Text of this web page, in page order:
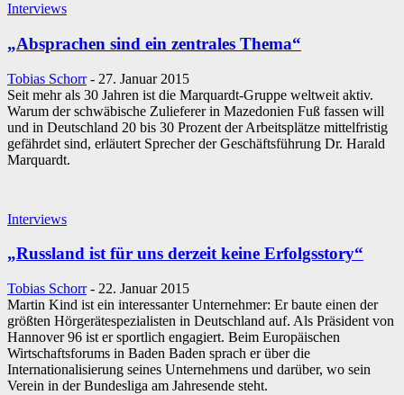
Interviews
„Absprachen sind ein zentrales Thema“
Tobias Schorr - 27. Januar 2015
Seit mehr als 30 Jahren ist die Marquardt-Gruppe weltweit aktiv.
Warum der schwäbische Zulieferer in Mazedonien Fuß fassen will
und in Deutschland 20 bis 30 Prozent der Arbeitsplätze mittelfristig
gefährdet sind, erläutert Sprecher der Geschäftsführung Dr. Harald
Marquardt.
Interviews
„Russland ist für uns derzeit keine Erfolgsstory“
Tobias Schorr - 22. Januar 2015
Martin Kind ist ein interessanter Unternehmer: Er baute einen der
größten Hörgerätespezialisten in Deutschland auf. Als Präsident von
Hannover 96 ist er sportlich engagiert. Beim Europäischen
Wirtschaftsforums in Baden Baden sprach er über die
Internationalisierung seines Unternehmens und darüber, wo sein
Verein in der Bundesliga am Jahresende steht.